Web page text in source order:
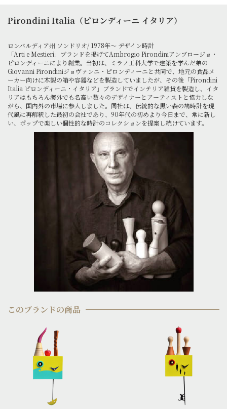
Pirondini Italia（ピロンディーニ イタリア）
ロンバルディア州 ソンドリオ/ 1978年～ デザイン時計
「Arti e Mestieri」ブランドを掲げてAmbrogio Pirondiniアンブロージョ・
ピロンディーニにより創業。当初は、ミラノ工科大学で建築を学んだ弟の
Giovanni Pirondiniジョヴァンニ・ピロンディーニと共同で、地元の食品メ
ーカー向けに木製の箱や容器などを製造していましたが、その後「Pirondini
Italia ピロンディーニ・イタリア」ブランドでインテリア雑貨を製造し、イタ
リアはもちろん海外でも名高い数々のデザイナーとアーティストと協力しな
がら、国内外の市場に参入しました。同社は、伝統的な黒い森の鳩時計を現
代風に再解釈した最初の会社であり、90年代の初めより今日まで、常に新し
い、ポップで楽しい個性的な時計のコレクションを提案し続けています。
このブランドの商品